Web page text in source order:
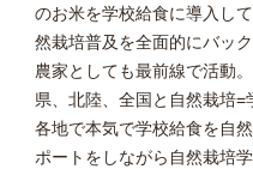
のお米を学校給食に導入し
然栽培普及を全面的にバッ
農家としても最前線で活動
県、北陸、全国と自然栽培
各地で本気で学校給食を自
ポートをしながら自然栽培